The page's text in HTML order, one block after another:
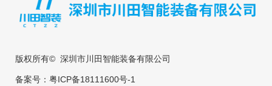
版权所有© 深圳市川田智能装备有限公司
备案号： 粤ICP备18111600号-1